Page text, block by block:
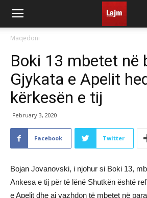
Maqedoni
Boki 13 mbetet në
Gjykata e Apelit
kërkesën e tij
February 3, 2020
Facebook Twitter
Bojan Jovanovski, i njohur si Boki 13,
Ankesa e tij për të lënë Shutkën është
e Apelit dhe ai vazhdon të mbetet në